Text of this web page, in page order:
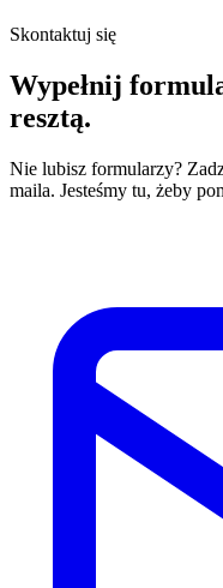
Skontaktuj się
Wypełnij
resztą.
Nie lubisz formularzy?
maila. Jesteśmy tu, żeby